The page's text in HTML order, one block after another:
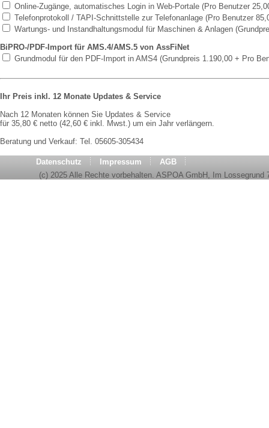
Online-Zugänge, automatisches Login in Web-Portale (Pro Benutzer
Telefonprotokoll / TAPI-Schnittstelle zur Telefonanlage (Pro Benutzer
Wartungs- und Instandhaltungsmodul für Maschinen & Anlagen
BiPRO-/PDF-Import für AMS.4/AMS.5 von AssFiNet
Grundmodul für den PDF-Import in AMS4 (Grundpreis 1.190,00 + Pro
Ihr Preis inkl. 12 Monate Updates & Service
Nach 12 Monaten können Sie Updates & Service
für 35,80 € netto (42,60 € inkl. Mwst.) um ein Jahr verlängern.
Beratung und Verkauf: Tel. 05605-305434
Datenschutz Impressum
AGB
(c) 2025 Alle Rechte vorbehalten. ASPOA GmbH, Im